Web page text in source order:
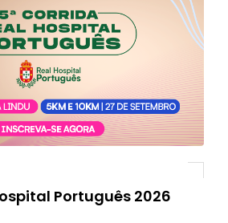
Português 2026